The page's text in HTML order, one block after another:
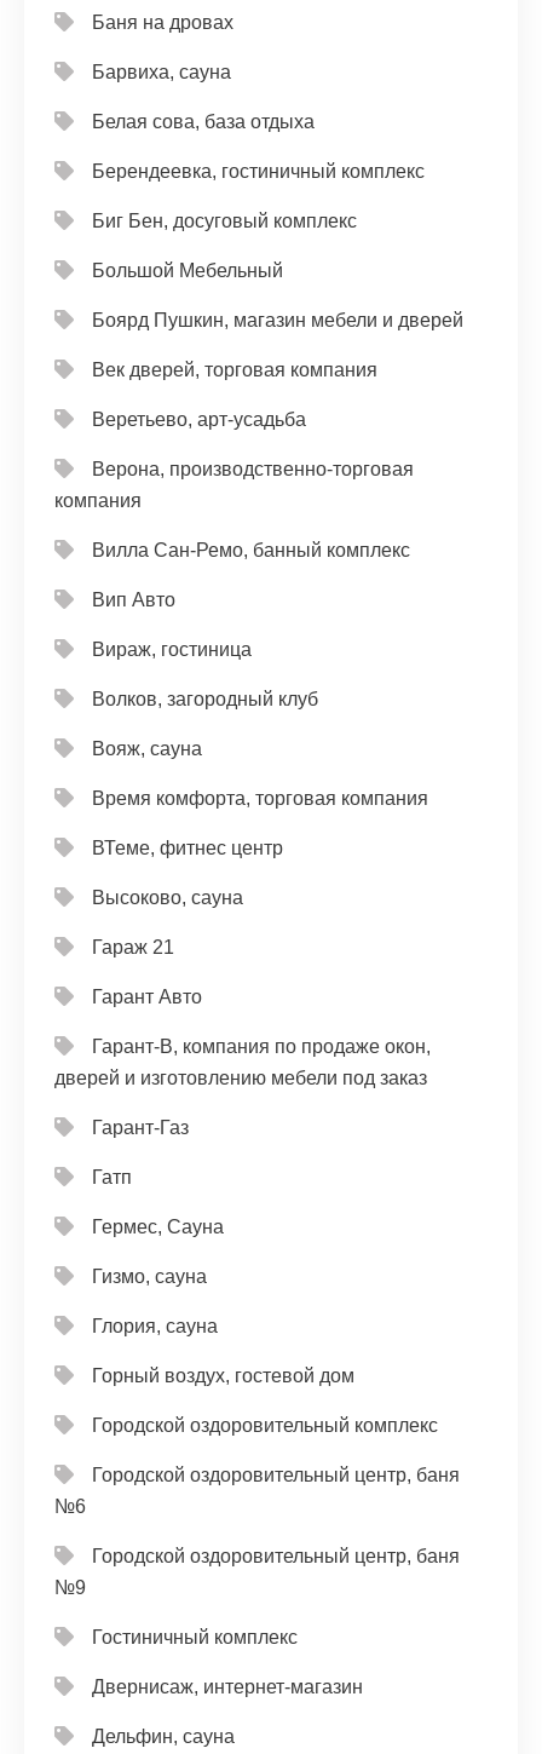
Баня на дровах
Барвиха, сауна
Белая сова, база отдыха
Берендеевка, гостиничный комплекс
Биг Бен, досуговый комплекс
Большой Мебельный
Боярд Пушкин, магазин мебели и дверей
Век дверей, торговая компания
Веретьево, арт-усадьба
Верона, производственно-торговая
компания
Вилла Сан-Ремо, банный комплекс
Вип Авто
Вираж, гостиница
Волков, загородный клуб
Вояж, сауна
Время комфорта, торговая компания
ВТеме, фитнес центр
Высоково, сауна
Гараж 21
Гарант Авто
Гарант-В, компания по продаже окон,
дверей и изготовлению мебели под заказ
Гарант-Газ
Гатп
Гермес, Сауна
Гизмо, сауна
Глория, сауна
Горный воздух, гостевой дом
Городской оздоровительный комплекс
Городской оздоровительный центр, баня
№6
Городской оздоровительный центр, баня
№9
Гостиничный комплекс
Двернисаж, интернет-магазин
Дельфин, сауна